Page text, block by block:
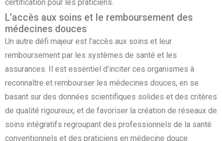
certification pour les praticiens.
L’accès aux soins et le remboursement des
médecines douces
Un autre défi majeur est l’accès aux soins et leur
remboursement par les systèmes de santé et les
assurances. Il est essentiel d’inciter ces organismes à
reconnaître et rembourser les médecines douces, en se
basant sur des données scientifiques solides et des critères
de qualité rigoureux, et de favoriser la création de réseaux de
soins intégratifs regroupant des professionnels de la santé
conventionnels et des praticiens en médecine douce.